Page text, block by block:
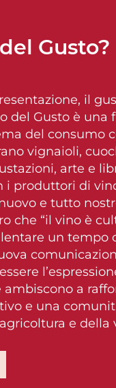
Gusto?
il
del Gusto è
del consumo
vignaioli,
arte e
i produttori di
e tutto
che “il vino è
un tempo
a
e una
e